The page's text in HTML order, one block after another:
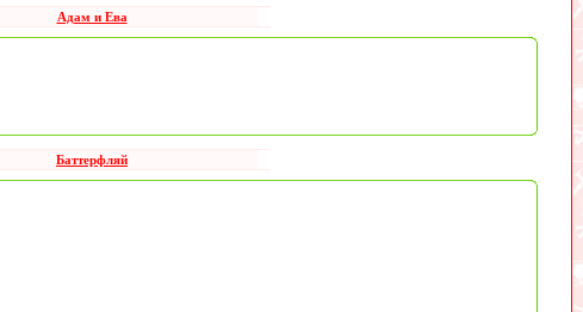
Адам и Ева
Баттерфляй